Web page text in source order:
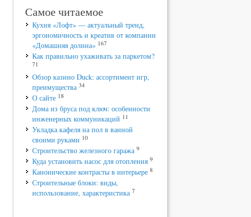
Самое читаемое
Кухня «Лофт» — актуальный тренд,
эргономичность и креатив от компании
«Домашняя долина» 167
Как правильно ухаживать за паркетом?
71
Обзор казино Duck: ассортимент игр,
преимущества 34
О сайте 18
Дома из бруса под ключ: особенности
инженерных коммуникаций 11
Укладка кафеля на пол в ванной
своими руками 10
Строительство железного гаража 9
Куда установить насос для отопления 9
Канонические контрасты в интерьере 8
Строительные блоки: виды,
использование, характеристика 7